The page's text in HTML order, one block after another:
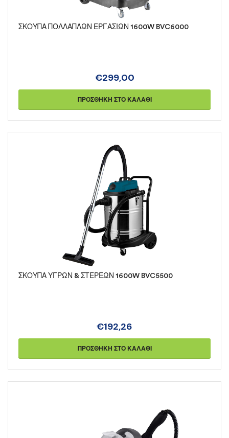
ΣΚΟΥΠΑ ΠΟΛΛΑΠΛΩΝ ΕΡΓΑΣΙΩΝ 1600W BVC6000
€299,00
ΠΡΟΣΘΉΚΗ ΣΤΟ ΚΑΛΆΘΙ
ΣΚΟΥΠΑ ΥΓΡΩΝ & ΣΤΕΡΕΩΝ 1600W BVC5500
€192,26
ΠΡΟΣΘΉΚΗ ΣΤΟ ΚΑΛΆΘΙ